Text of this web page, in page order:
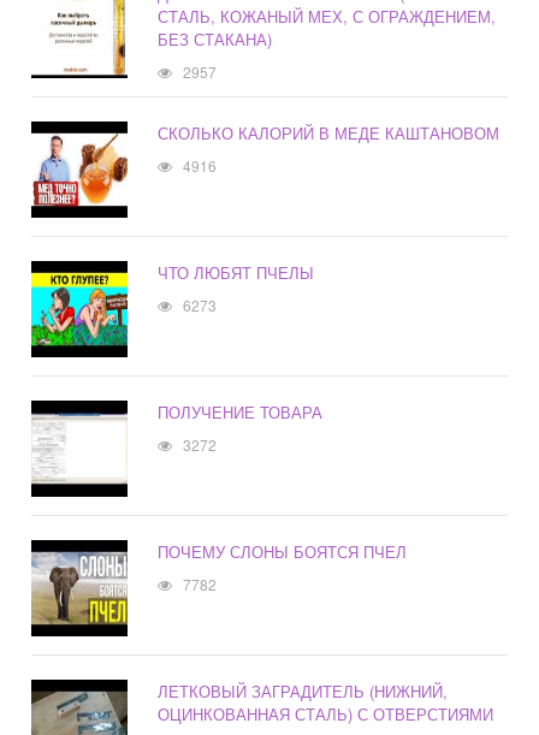
СТАЛЬ, КОЖАНЫЙ МЕХ, С ОГРАЖДЕНИЕМ,
БЕЗ СТАКАНА)
2957
СКОЛЬКО КАЛОРИЙ В МЕДЕ КАШТАНОВОМ
4916
ЧТО ЛЮБЯТ ПЧЕЛЫ
6273
ПОЛУЧЕНИЕ ТОВАРА
3272
ПОЧЕМУ СЛОНЫ БОЯТСЯ ПЧЕЛ
7782
ЛЕТКОВЫЙ ЗАГРАДИТЕЛЬ (НИЖНИЙ,
ОЦИНКОВАННАЯ СТАЛЬ) С ОТВЕРСТИЯМИ